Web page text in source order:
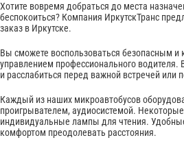
Хотите вовремя добраться до места
беспокоиться? Компания ИркутскТранс
заказ в Иркутске.
Вы сможете воспользоваться безопасным
управлением профессионального водителя.
и расслабиться перед важной встречей или
Каждый из наших микроавтобусов
проигрывателем, аудиосистемой.
индивидуальные лампы для чтения.
комфортом преодолевать расстояния.